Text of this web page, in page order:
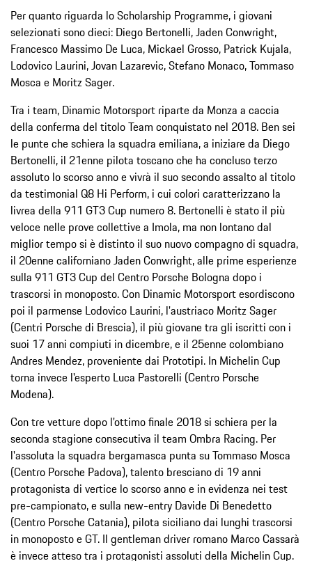
Per quanto riguarda lo Scholarship Programme, i giovani
selezionati sono dieci: Diego Bertonelli, Jaden Conwright,
Francesco Massimo De Luca, Mickael Grosso, Patrick Kujala,
Lodovico Laurini, Jovan Lazarevic, Stefano Monaco, Tommaso
Mosca e Moritz Sager.
Tra i team, Dinamic Motorsport riparte da Monza a caccia
della conferma del titolo Team conquistato nel 2018. Ben sei
le punte che schiera la squadra emiliana, a iniziare da Diego
Bertonelli, il 21enne pilota toscano che ha concluso terzo
assoluto lo scorso anno e vivrà il suo secondo assalto al titolo
da testimonial Q8 Hi Perform, i cui colori caratterizzano la
livrea della 911 GT3 Cup numero 8. Bertonelli è stato il più
veloce nelle prove collettive a Imola, ma non lontano dal
miglior tempo si è distinto il suo nuovo compagno di squadra,
il 20enne californiano Jaden Conwright, alle prime esperienze
sulla 911 GT3 Cup del Centro Porsche Bologna dopo i
trascorsi in monoposto. Con Dinamic Motorsport esordiscono
poi il parmense Lodovico Laurini, l'austriaco Moritz Sager
(Centri Porsche di Brescia), il più giovane tra gli iscritti con i
suoi 17 anni compiuti in dicembre, e il 25enne colombiano
Andres Mendez, proveniente dai Prototipi. In Michelin Cup
torna invece l'esperto Luca Pastorelli (Centro Porsche
Modena).
Con tre vetture dopo l'ottimo finale 2018 si schiera per la
seconda stagione consecutiva il team Ombra Racing. Per
l'assoluta la squadra bergamasca punta su Tommaso Mosca
(Centro Porsche Padova), talento bresciano di 19 anni
protagonista di vertice lo scorso anno e in evidenza nei test
pre-campionato, e sulla new-entry Davide Di Benedetto
(Centro Porsche Catania), pilota siciliano dai lunghi trascorsi
in monoposto e GT. Il gentleman driver romano Marco Cassarà
è invece atteso tra i protagonisti assoluti della Michelin Cup.